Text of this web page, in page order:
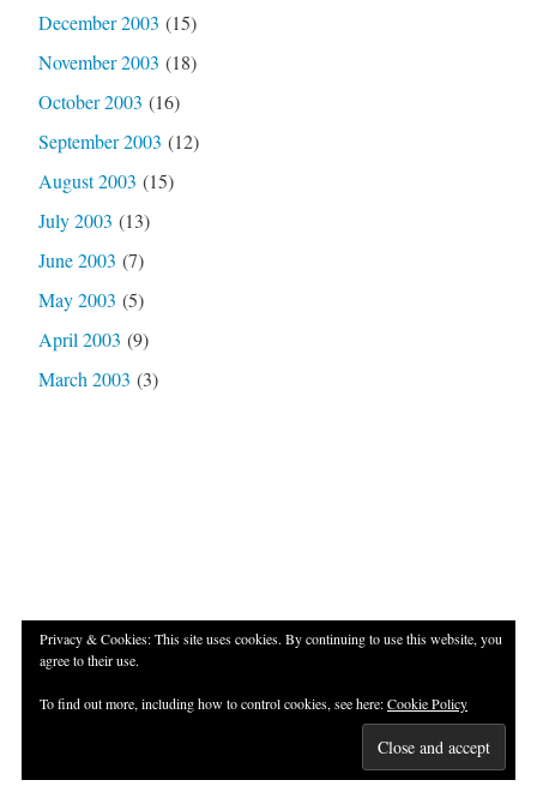
December 2003 (15)
November 2003 (18)
October 2003 (16)
September 2003 (12)
August 2003 (15)
July 2003 (13)
June 2003 (7)
May 2003 (5)
April 2003 (9)
March 2003 (3)
Publisher 2 by
Raam Dev.
Privacy & Cookies: This site uses cookies. By continuing to use this website, you
agree to their use.
To find out more, including how to control cookies, see here:Cookie Policy